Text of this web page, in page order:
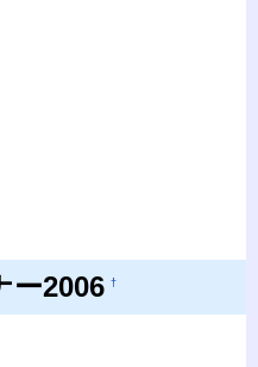
ー2006 †